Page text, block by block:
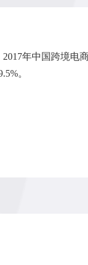
年中国跨境电
。